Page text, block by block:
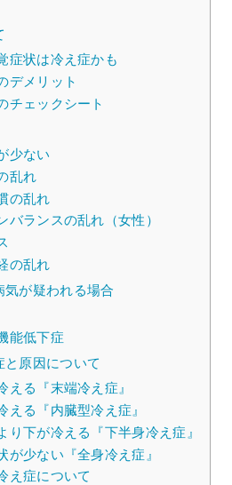
症状は冷え症かも
デメリット
チェックシート
少ない
乱れ
の乱れ
バランスの乱れ（女性）
の乱れ
気が疑われる場合
能低下症
と原因について
える『末端冷え症』
える『内臓型冷え症』
り下が冷える『下半身冷え症』
が少ない『全身冷え症』
え症について